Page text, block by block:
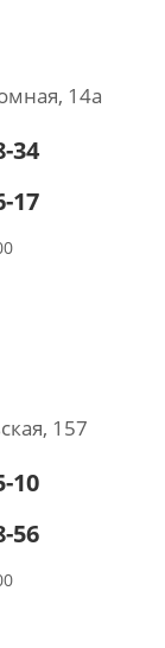
14а
34
17
157
10
56